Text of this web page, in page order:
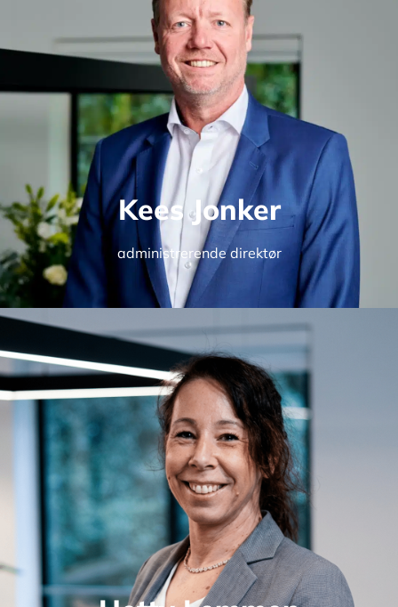
Kees Jonker
administrerende direktør